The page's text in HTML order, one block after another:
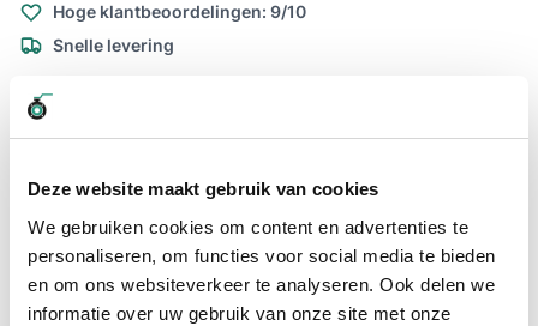
Deze website maakt gebruik van cookies
We gebruiken cookies om content en advertenties te
personaliseren, om functies voor social media te bieden
en om ons websiteverkeer te analyseren. Ook delen we
informatie over uw gebruik van onze site met onze
Hoge klantbeoordelingen: 9/10
Snelle levering
Snel naar
Zeer flexibele PVC zuigslang met opliggende spiraal
Meest verkochte slang voor afvalverwerking en landbouw
toepassingen